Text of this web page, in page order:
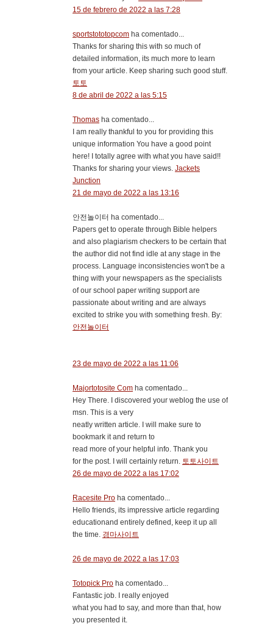
15 de febrero de 2022 a las 7:28
sportstototopcom ha comentado...
Thanks for sharing this with so much of
detailed information, its much more to learn
from your article. Keep sharing such good stuff.
토토
8 de abril de 2022 a las 5:15
Thomas ha comentado...
I am really thankful to you for providing this
unique information You have a good point
here! I totally agree with what you have said!!
Thanks for sharing your views. Jackets
Junction
21 de mayo de 2022 a las 13:16
안전놀이터 ha comentado...
Papers get to operate through Bible helpers
and also plagiarism checkers to be certain that
the author did not find idle at any stage in the
process. Language inconsistencies won't be a
thing with your newspapers as the specialists
of our school paper writing support are
passionate about writing and are always
excited to strike you with something fresh. By:
안전놀이터
23 de mayo de 2022 a las 11:06
Majortotosite Com ha comentado...
Hey There. I discovered your weblog the use of
msn. This is a very
neatly written article. I will make sure to
bookmark it and return to
read more of your helpful info. Thank you
for the post. I will certainly return. 토토사이트
26 de mayo de 2022 a las 17:02
Racesite Pro ha comentado...
Hello friends, its impressive article regarding
educationand entirely defined, keep it up all
the time. 경마사이트
26 de mayo de 2022 a las 17:03
Totopick Pro ha comentado...
Fantastic job. I really enjoyed
what you had to say, and more than that, how
you presented it.